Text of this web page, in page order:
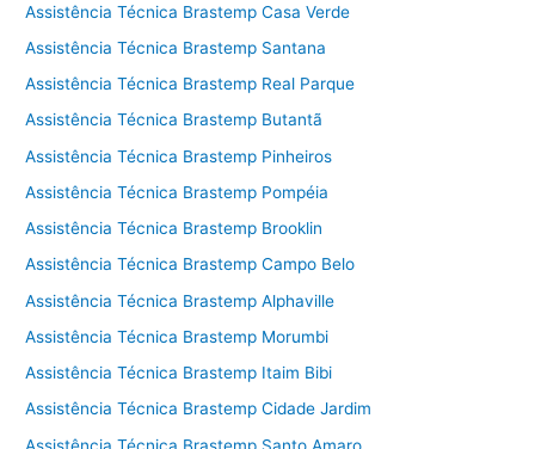
Assistência Técnica Brastemp Casa Verde
Assistência Técnica Brastemp Santana
Assistência Técnica Brastemp Real Parque
Assistência Técnica Brastemp Butantã
Assistência Técnica Brastemp Pinheiros
Assistência Técnica Brastemp Pompéia
Assistência Técnica Brastemp Brooklin
Assistência Técnica Brastemp Campo Belo
Assistência Técnica Brastemp Alphaville
Assistência Técnica Brastemp Morumbi
Assistência Técnica Brastemp Itaim Bibi
Assistência Técnica Brastemp Cidade Jardim
Assistência Técnica Brastemp Santo Amaro